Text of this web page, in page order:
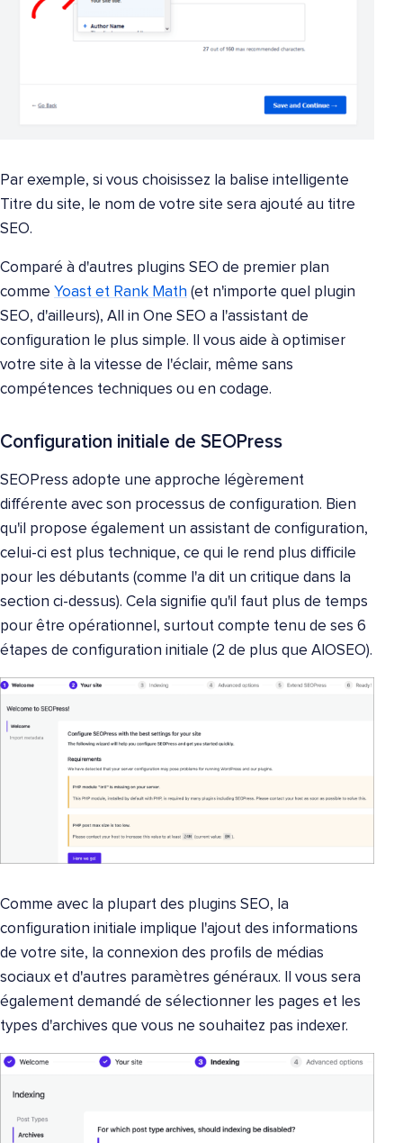
Par exemple, si vous choisissez la balise intelligente
Titre du site, le nom de votre site sera ajouté au titre
SEO.
Comparé à d'autres plugins SEO de premier plan
comme Yoast et Rank Math (et n'importe quel plugin
SEO, d'ailleurs), All in One SEO a l'assistant de
configuration le plus simple. Il vous aide à optimiser
votre site à la vitesse de l'éclair, même sans
compétences techniques ou en codage.
Configuration initiale de SEOPress
SEOPress adopte une approche légèrement
différente avec son processus de configuration. Bien
qu'il propose également un assistant de configuration,
celui-ci est plus technique, ce qui le rend plus difficile
pour les débutants (comme l'a dit un critique dans la
section ci-dessus). Cela signifie qu'il faut plus de temps
pour être opérationnel, surtout compte tenu de ses 6
étapes de configuration initiale (2 de plus que AIOSEO).
Comme avec la plupart des plugins SEO, la
configuration initiale implique l'ajout des informations
de votre site, la connexion des profils de médias
sociaux et d'autres paramètres généraux. Il vous sera
également demandé de sélectionner les pages et les
types d'archives que vous ne souhaitez pas indexer.